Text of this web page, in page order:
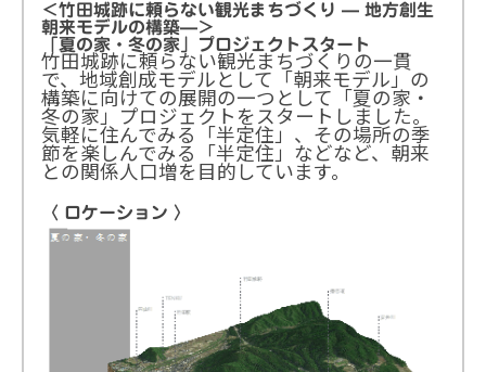
＜竹田城跡に頼らない観光まちづくり — 地方創生
朝来モデルの構築—＞
「夏の家・冬の家」プロジェクトスタート
竹田城跡に頼らない観光まちづくりの一貫
で、地域創成モデルとして「朝来モデル」の
構築に向けての展開の一つとして「夏の家・
冬の家」プロジェクトをスタートしました。
気軽に住んでみる「半定住」、その場所の季
節を楽しんでみる「半定住」などなど、朝来
との関係人口増を目的しています。
〈 ロケーション 〉